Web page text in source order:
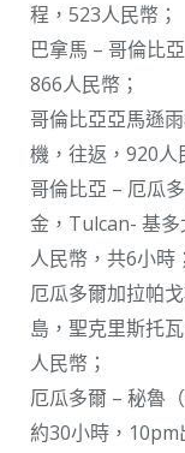
程，523人民幣；
巴拿馬 – 哥倫比
866人民幣；
哥倫比亞亞馬遜
機，往返，920人
哥倫比亞 – 厄瓜
金，Tulcan- 基
人民幣，共6小時
厄瓜多爾加拉帕
島，聖克里斯托
人民幣；
厄瓜多爾 – 秘魯
約30小時，10pm